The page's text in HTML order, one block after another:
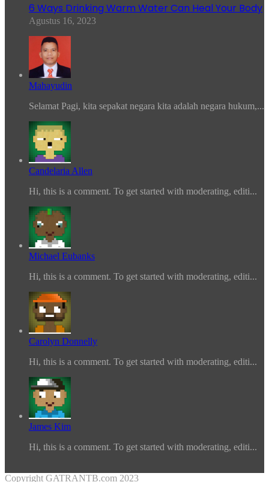
6 Ways Drinking Warm Water Can Heal Your Body
Agustus 16, 2023
Mahayudin
Selamat Pagi, kita sepakat negara kita adalah negara hukum,...
Candelaria Allen
Hi, this is a comment. To get started with moderating, editi...
Michael Eubanks
Hi, this is a comment. To get started with moderating, editi...
Carolyn Donnelly
Hi, this is a comment. To get started with moderating, editi...
James Kim
Hi, this is a comment. To get started with moderating, editi...
Copyright GATRANTB.com 2023